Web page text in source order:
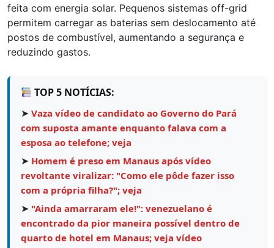
feita com energia solar. Pequenos sistemas off-grid
permitem carregar as baterias sem deslocamento até
postos de combustível, aumentando a segurança e
reduzindo gastos.
TOP 5 NOTÍCIAS:
➤ Vaza vídeo de candidato ao Governo do Pará
com suposta amante enquanto falava com a
esposa ao telefone; veja
➤ Homem é preso em Manaus após vídeo
revoltante viralizar: "Como ele pôde fazer isso
com a própria filha?"; veja
➤ "Ainda amarraram ele!": venezuelano é
encontrado da pior maneira possível dentro de
quarto de hotel em Manaus; veja vídeo